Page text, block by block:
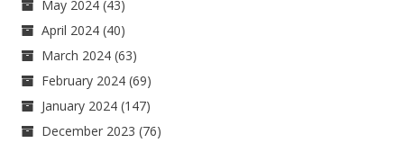
May 2024 (43)
April 2024 (40)
March 2024 (63)
February 2024 (69)
January 2024 (147)
December 2023 (76)